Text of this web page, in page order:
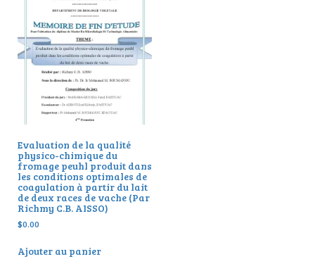
Evaluation de la qualité
physico-chimique du
fromage peuhl produit dans
les conditions optimales de
coagulation à partir du lait
de deux races de vache (Par
Richmy C.B. AISSO)
$0.00
Ajouter au panier